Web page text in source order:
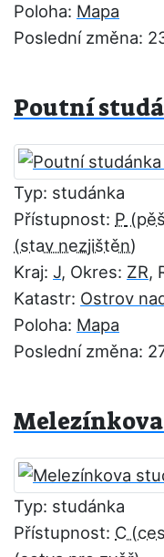
Poloha: Mapa
Poslední změna:
Poutní
Typ: studánka
Přístupnost: P
Kraj: J, Okres: ZR,
Katastr: Ostrov
Poloha: Mapa
Poslední změna:
Melezínkova
Typ: studánka
Přístupnost: C